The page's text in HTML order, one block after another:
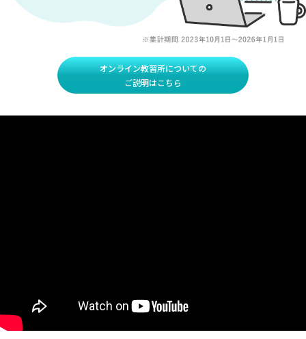
オンライン教習所についての
ご説明はこちら